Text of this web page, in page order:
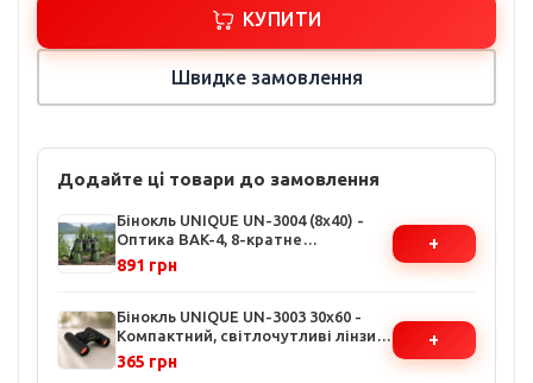
КУПИТИ
Швидке замовлення
Додайте ці товари до замовлення
Бінокль UNIQUE UN-3004 (8x40) -
Оптика BAK-4, 8-кратне
збільшення, удароміцний корпус,
для полювання та туризму
891 грн
+
Бінокль UNIQUE UN-3003 30x60 -
Компактний, світлочутливі лінзи,
прогумований корпус, чохол та
ремінець у комплекті
365 грн
+